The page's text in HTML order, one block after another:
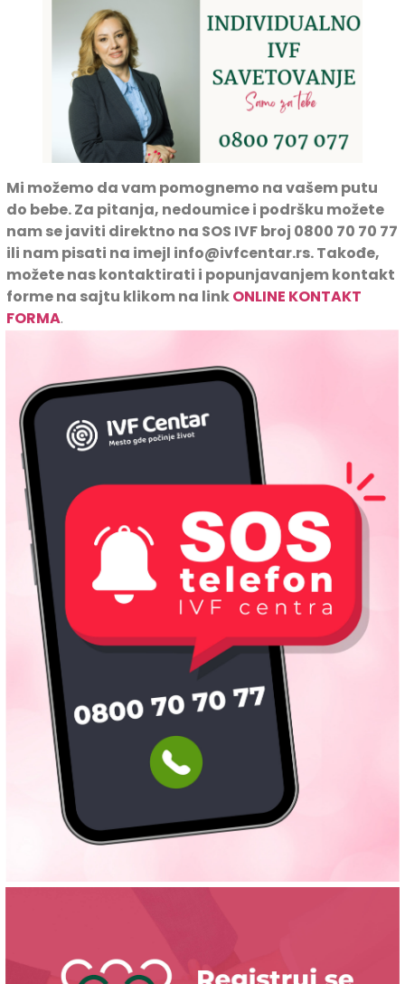
Mi možemo da vam pomognemo na vašem putu
do bebe. Za pitanja, nedoumice i podršku možete
nam se javiti direktno na SOS IVF broj 0800 70 70 77
ili nam pisati na imejl info@ivfcentar.rs. Takođe,
možete nas kontaktirati i popunjavanjem kontakt
forme na sajtu klikom na linkONLINE KONTAKT
FORMA.